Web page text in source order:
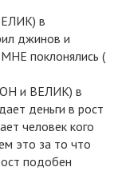
в
джинов и
поклонялись (
и ВЕЛИК) в
деньги в рост
человек кого
это за то что
подобен